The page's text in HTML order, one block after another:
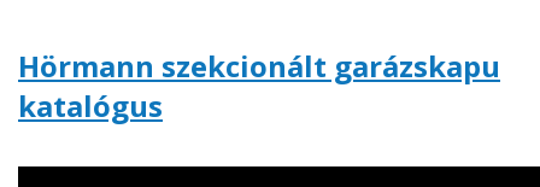
Hörmann szekcionált garázskapu
katalógus